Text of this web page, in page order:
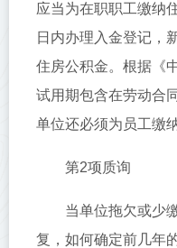
应当为在职职工缴纳
日内办理入金登记，
住房公积金。根据《
试用期包含在劳动合
单位还必须为员工缴
第2项质询
当单位拖欠或少
复，如何确定前几年